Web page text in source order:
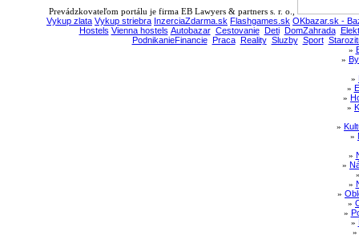
Prevádzkovateľom portálu je firma EB Lawyers & partners s. r. o.,
Vykup zlata Vykup striebra InzerciaZdarma.sk Flashgames.sk OKbazar.sk -
Hostels Vienna hostels Autobazar Cestovanie Deti DomZahrada
PodnikanieFinancie Praca Reality Sluzby Sport
»
»
»
»
»
»
»
»
»
»
»
»
»
»
»
»